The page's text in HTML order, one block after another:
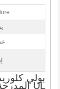
UL المدرجة